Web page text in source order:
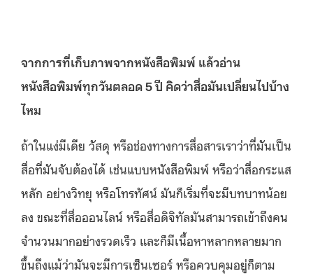
จากการที่เก็บภาพจากหนังสือพิมพ์ แล้วอ่าน
หนังสือพิมพ์ทุกวันตลอด5ปี คิดว่าสื่อมันเปลี่ยนไปบ้าง
ไหม
ถ้าในแง่มีเดีย วัสดุ หรือช่องทางการสื่อสารเราว่าที่มันเป็น
สื่อที่มันจับต้องได้ เช่นแบบหนังสือพิมพ์ หรือว่าสื่อกระแส
หลัก อย่างวิทยุ หรือโทรทัศน์ มันก็เริ่มที่จะมีบทบาทน้อย
ลง ขณะที่สื่อออนไลน์ หรือสื่อดิจิทัลมันสามารถเข้าถึงคน
จำนวนมากอย่างรวดเร็ว และก็มีเนื้อหาหลากหลายมาก
ขึ้นถึงแม้ว่ามันจะมีการเซ็นเซอร์ หรือควบคุมอยู่ก็ตาม